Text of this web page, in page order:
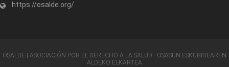
https://osalde.org/
OSALDE | ASOCIACIÓN POR EL DERECHO A LA SALUD · OSASUN ESKUBIDEAREN
ALDEKO ELKARTEA